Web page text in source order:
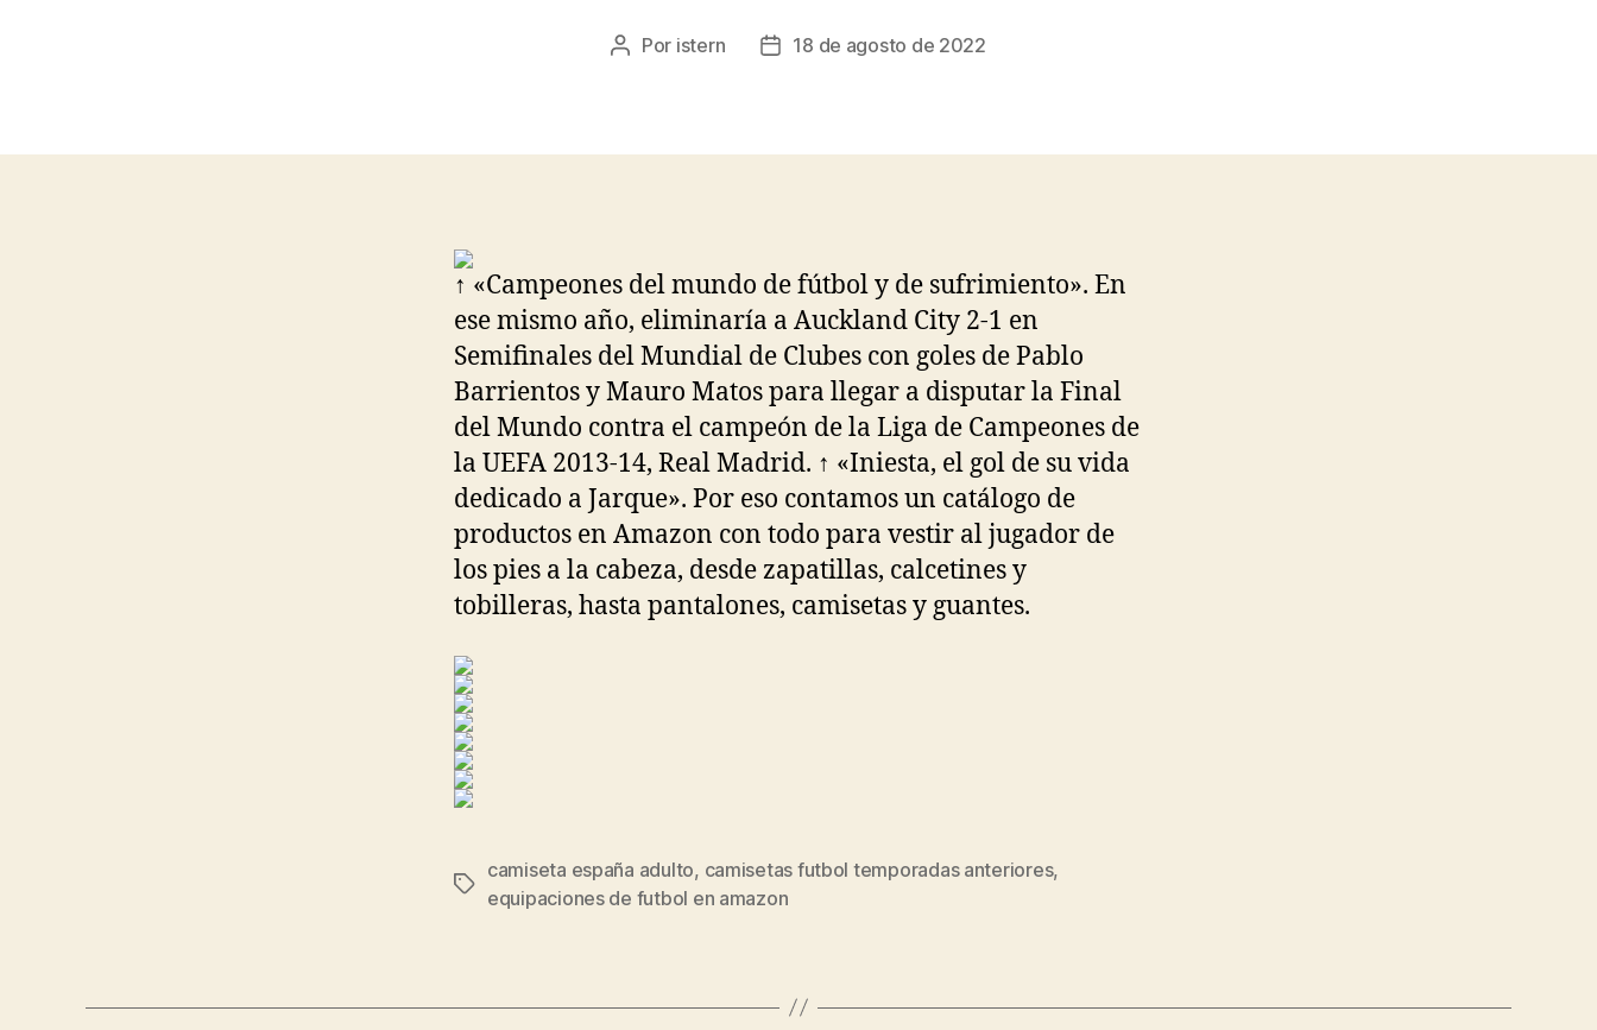
Autor
Por istern
Fecha18 de agosto de 2022
↑ «Campeones del mundo de fútbol y de sufrimiento». En
ese mismo año, eliminaría a Auckland City 2-1 en
Semifinales del Mundial de Clubes con goles de Pablo
Barrientos y Mauro Matos para llegar a disputar la Final
del Mundo contra el campeón de la Liga de Campeones de
la UEFA 2013-14, Real Madrid. ↑ «Iniesta, el gol de su vida
dedicado a Jarque». Por eso contamos un catálogo de
productos en Amazon con todo para vestir al jugador de
los pies a la cabeza, desde zapatillas, calcetines y
tobilleras, hasta pantalones, camisetas y guantes.
Etiquetas
camiseta españa adulto, camisetas futbol temporadas anteriores,
equipaciones de futbol en amazon